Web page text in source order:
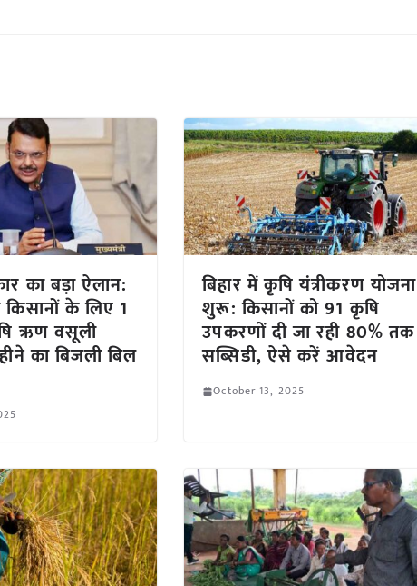
का बड़ा ऐलान:
किसानों के लिए 1
ऋण वसूली
का बिजली बिल
बिहार में कृषि यंत्रीकरण योजना
शुरू: किसानों को 91 कृषि
उपकरणों दी जा रही 80% तक
सब्सिडी, ऐसे करें आवेदन
October 13, 2025